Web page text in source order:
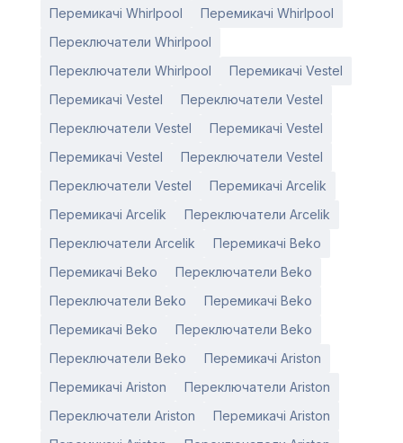
Перемикачі Whirlpool
Перемикачі Whirlpool
Переключатели Whirlpool
Переключатели Whirlpool
Перемикачі Vestel
Перемикачі Vestel
Переключатели Vestel
Переключатели Vestel
Перемикачі Vestel
Перемикачі Vestel
Переключатели Vestel
Переключатели Vestel
Перемикачі Arcelik
Перемикачі Arcelik
Переключатели Arcelik
Переключатели Arcelik
Перемикачі Beko
Перемикачі Beko
Переключатели Beko
Переключатели Beko
Перемикачі Beko
Перемикачі Beko
Переключатели Beko
Переключатели Beko
Перемикачі Ariston
Перемикачі Ariston
Переключатели Ariston
Переключатели Ariston
Перемикачі Ariston